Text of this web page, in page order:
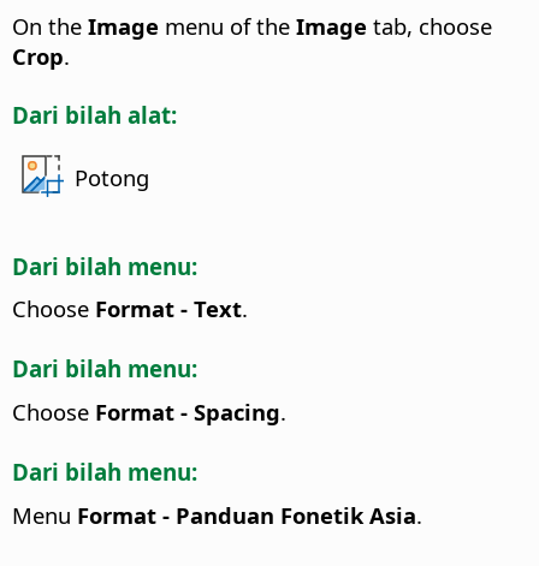
On the Image menu of the Image tab, choose
Crop.
Dari bilah alat:
Potong
Dari bilah menu:
Choose Format - Text.
Dari bilah menu:
Choose Format - Spacing.
Dari bilah menu:
Menu Format - Panduan Fonetik Asia.